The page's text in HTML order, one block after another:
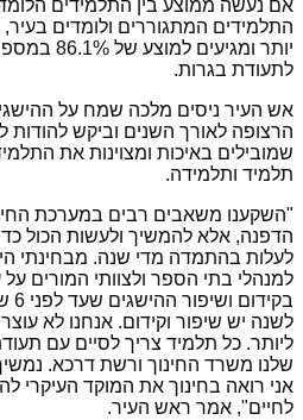
אם נעשה ממוצע בין התלמידים
התלמידים המתגוררים ולומדים
יותר
לתעודת בגרות.
אש העיר ניסים מלכה שמח על
הרצופה לאורך השנים וביקש להודות
שמובילים באיכות ומצוינות את
תלמיד ותלמידה.
"השקענו משאבים רבים במערכת
הדפנה, אלא להמשיך ולעשות הכול
לעלות בהתמדה מדי שנה. מבחינתי
למנהלי בתי הספר ולצוותי המורים
ליותר. כל תלמיד צריך לסיים עם
שלנו משרד החינוך ורשת דרכא.
אני רואה בחינוך את המוקד העיקרי
לחיים", אמר ראש העיר.